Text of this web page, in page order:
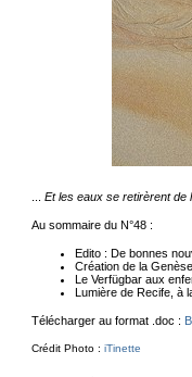
Et les eaux se retirèrent de
Au sommaire du N°48 :
Edito : De bonnes
Création de la
Le Verfügbar aux
Lumière de Recife, à
Télécharger au format .doc :
Crédit Photo : iTinette